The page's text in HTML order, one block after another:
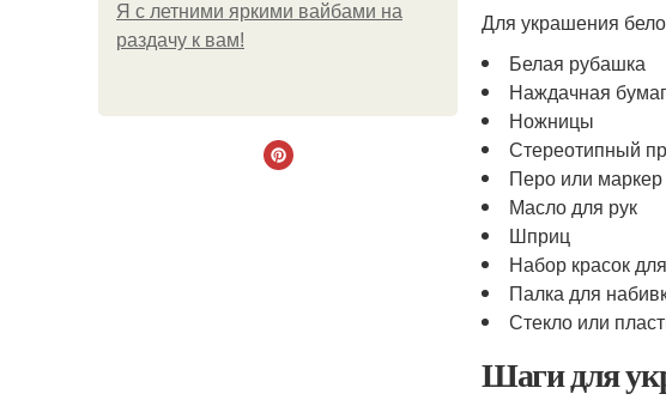
Я с летними яркими вайбами на
раздачу к вам!
Для украшения
Белая рубашка
Наждачная
Ножницы
Стереотипный
Перо или маркер
Масло для рук
Шприц
Набор красок
Палка для
Стекло или
Шаги для